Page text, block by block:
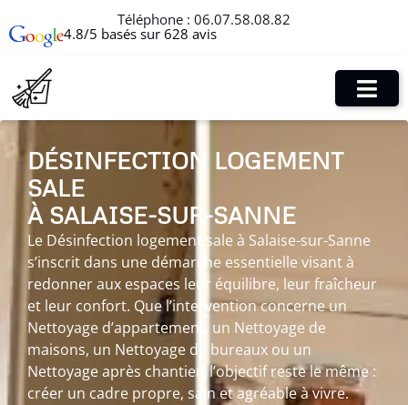
Téléphone : 06.07.58.08.82
4.8/5 basés sur 628 avis
DÉSINFECTION LOGEMENT
SALE
À SALAISE-SUR-SANNE
Le Désinfection logement sale à Salaise-sur-Sanne
s’inscrit dans une démarche essentielle visant à
redonner aux espaces leur équilibre, leur fraîcheur
et leur confort. Que l’intervention concerne un
Nettoyage d’appartement, un Nettoyage de
maisons, un Nettoyage de bureaux ou un
Nettoyage après chantier, l’objectif reste le même :
créer un cadre propre, sain et agréable à vivre.